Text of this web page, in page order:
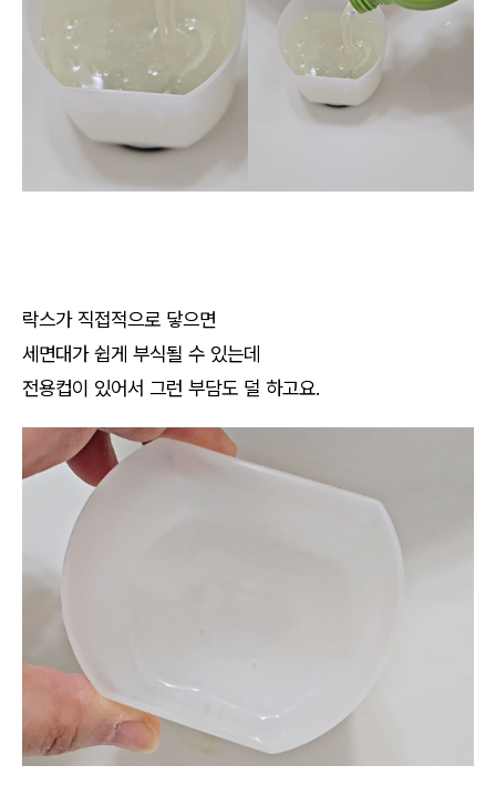
락스가 직접적으로 닿으면
세면대가 쉽게 부식될 수 있는데
전용컵이 있어서 그런 부담도 덜 하고요.